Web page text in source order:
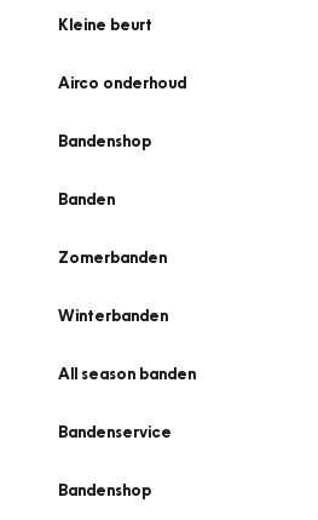
Kleine beurt
Airco onderhoud
Bandenshop
Banden
Zomerbanden
Winterbanden
All season banden
Bandenservice
Bandenshop